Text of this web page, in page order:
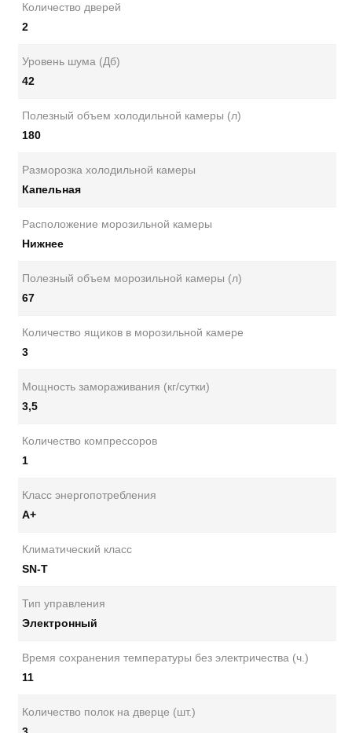
Количество дверей
2
Уровень шума (Дб)
42
Полезный объем холодильной камеры (л)
180
Разморозка холодильной камеры
Капельная
Расположение морозильной камеры
Нижнее
Полезный объем морозильной камеры (л)
67
Количество ящиков в морозильной камере
3
Мощность замораживания (кг/сутки)
3,5
Количество компрессоров
1
Класс энергопотребления
А+
Климатический класс
SN-T
Тип управления
Электронный
Время сохранения температуры без электричества (ч.)
11
Количество полок на дверце (шт.)